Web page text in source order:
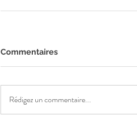
Commentaires
Rédigez un commentaire...